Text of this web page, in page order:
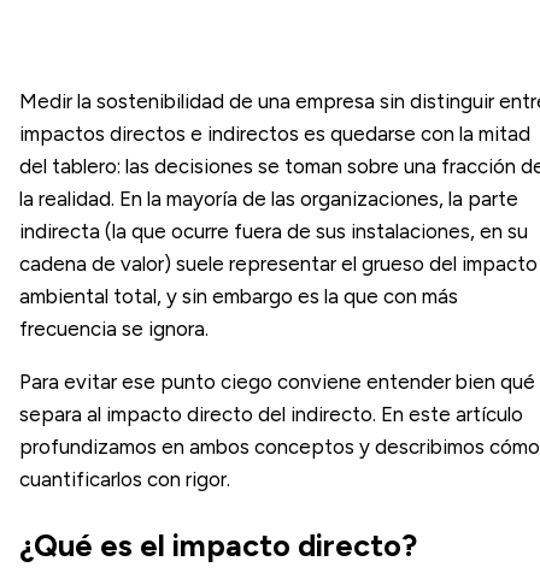
Medir la sostenibilidad de una empresa sin distinguir
impactos directos e indirectos es quedarse con la mitad
del tablero: las decisiones se toman sobre una fracción
la realidad. En la mayoría de las organizaciones, la parte
indirecta (la que ocurre fuera de sus instalaciones, en su
cadena de valor) suele representar el grueso del impacto
ambiental total, y sin embargo es la que con más
frecuencia se ignora.
Para evitar ese punto ciego conviene entender bien qué
separa al impacto directo del indirecto. En este artículo
profundizamos en ambos conceptos y describimos cómo
cuantificarlos con rigor.
¿Qué es el impacto directo?